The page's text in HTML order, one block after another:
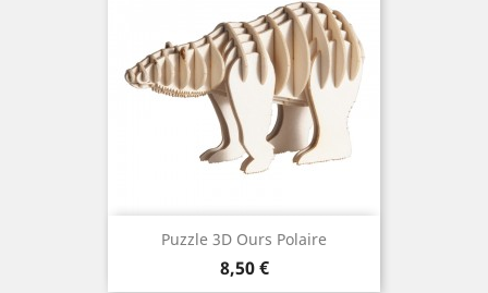
Puzzle 3D Ours Polaire
Prix
8,50 €